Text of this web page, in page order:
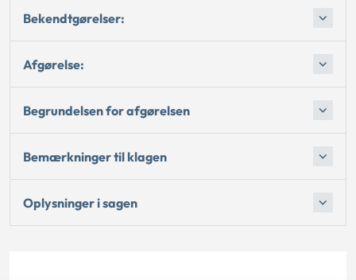
Bekendtgørelser:
Afgørelse:
Begrundelsen for afgørelsen
Bemærkninger til klagen
Oplysninger i sagen